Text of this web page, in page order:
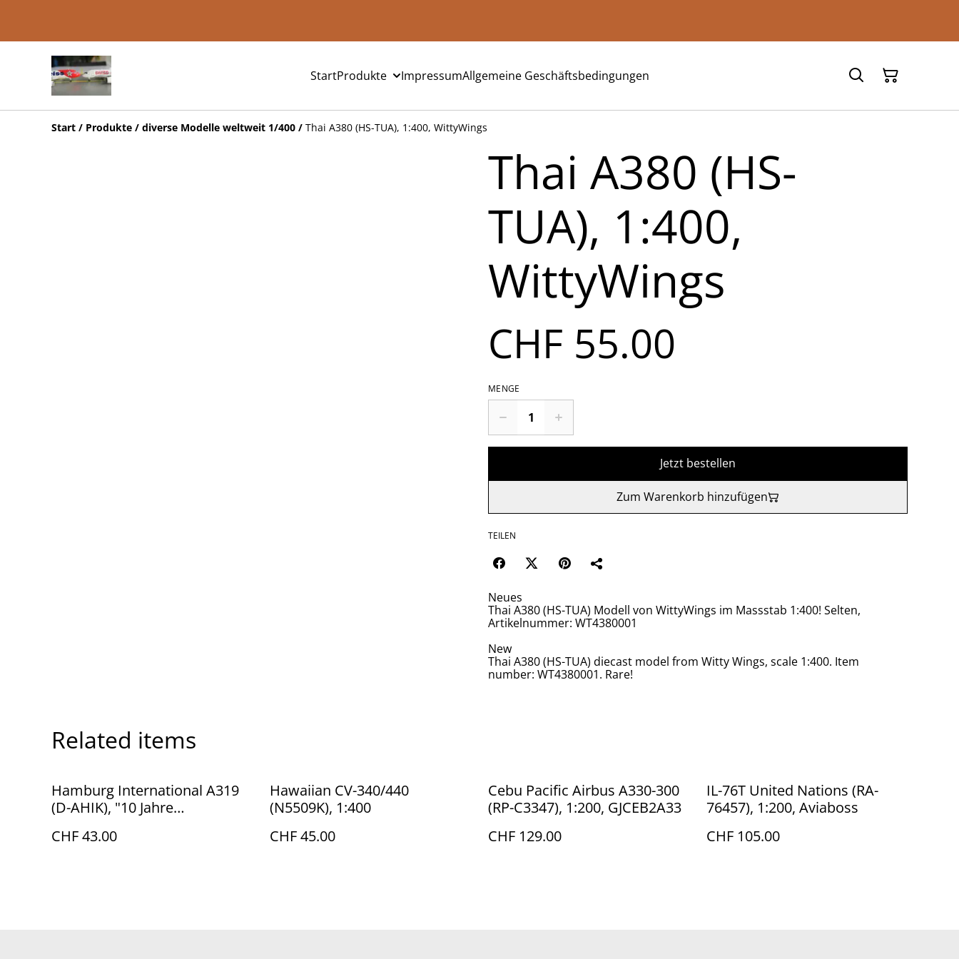
StartProdukte ImpressumAllgemeine Geschäftsbedingungen
Start / Produkte / diverse Modelle weltweit 1/400 / Thai A380 (HS-TUA), 1:400, WittyWings
Thai A380 (HS-
TUA), 1:400,
WittyWings
CHF 55.00
MENGE
Jetzt bestellen
Zum Warenkorb hinzufügen
TEILEN
Neues
Thai A380 (HS-TUA) Modell von WittyWings im Massstab 1:400! Selten,
Artikelnummer: WT4380001
New
Thai A380 (HS-TUA) diecast model from Witty Wings, scale 1:400. Item
number: WT4380001. Rare!
Related items
Hamburg International A319
(D-AHIK), "10 Jahre
CHF 43.00
Hawaiian CV-340/440
(N5509K), 1:400
CHF 45.00
Cebu Pacific Airbus A330-300
(RP-C3347), 1:200, GJCEB2A33
CHF 129.00
IL-76T United Nations (RA-
76457), 1:200, Aviaboss
CHF 105.00